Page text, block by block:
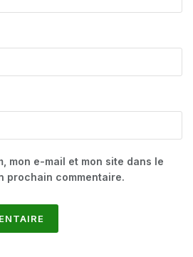
mon e-mail et mon site dans le
prochain commentaire.